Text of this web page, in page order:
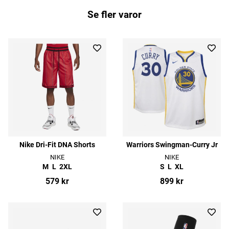
Se fler varor
Nike Dri-Fit DNA Shorts
NIKE
M L 2XL
579 kr
Warriors Swingman-Curry Jr
NIKE
S L XL
899 kr